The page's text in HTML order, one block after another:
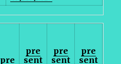
pre
pre
sent
pre
sent
pre
sent